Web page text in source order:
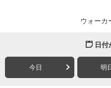
ウォーカ
日付
今日 明